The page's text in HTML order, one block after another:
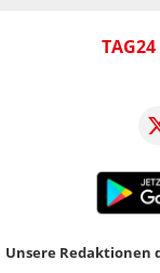
Unsere Redaktionen